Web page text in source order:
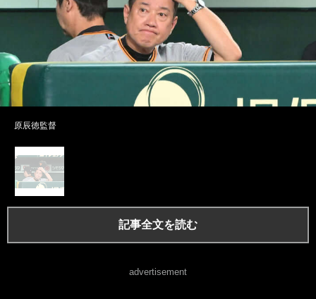
原辰徳監督
記事全文を読む
advertisement